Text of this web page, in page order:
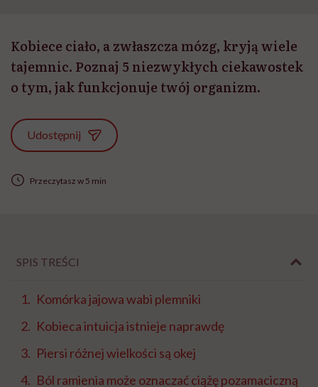
Kobiece ciało, a zwłaszcza mózg, kryją wiele
tajemnic. Poznaj 5 niezwykłych ciekawostek
o tym, jak funkcjonuje twój organizm.
Udostępnij
Przeczytasz w 5 min
SPIS TREŚCI
Komórka jajowa wabi plemniki
Kobieca intuicja istnieje naprawdę
Piersi różnej wielkości są okej
Ból ramienia może oznaczać ciążę pozamaciczną